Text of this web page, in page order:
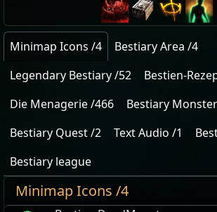
Minimap Icons /4
Bestiary Area /4
Legendary Bestiary /52
Bestien-
Die Menagerie /466
Bestiary
Bestiary Quest /2
Text Audio /1
Bestiary league
Minimap Icons /4